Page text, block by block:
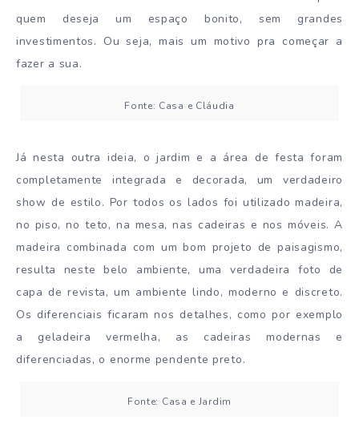
quem deseja um espaço bonito, sem grandes
investimentos. Ou seja, mais um motivo pra começar a
fazer a sua.
Fonte: Casa e Cláudia
Já nesta outra ideia, o jardim e a área de festa foram
completamente integrada e decorada, um verdadeiro
show de estilo. Por todos os lados foi utilizado madeira,
no piso, no teto, na mesa, nas cadeiras e nos móveis. A
madeira combinada com um bom projeto de paisagismo,
resulta neste belo ambiente, uma verdadeira foto de
capa de revista, um ambiente lindo, moderno e discreto.
Os diferenciais ficaram nos detalhes, como por exemplo
a geladeira vermelha, as cadeiras modernas e
diferenciadas, o enorme pendente preto.
Fonte: Casa e Jardim